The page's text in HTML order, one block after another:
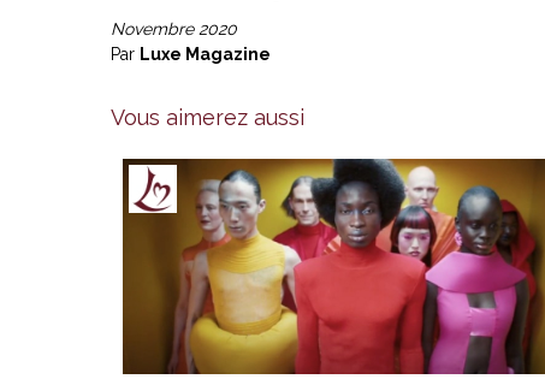
Novembre 2020
Par Luxe Magazine
Vous aimerez aussi